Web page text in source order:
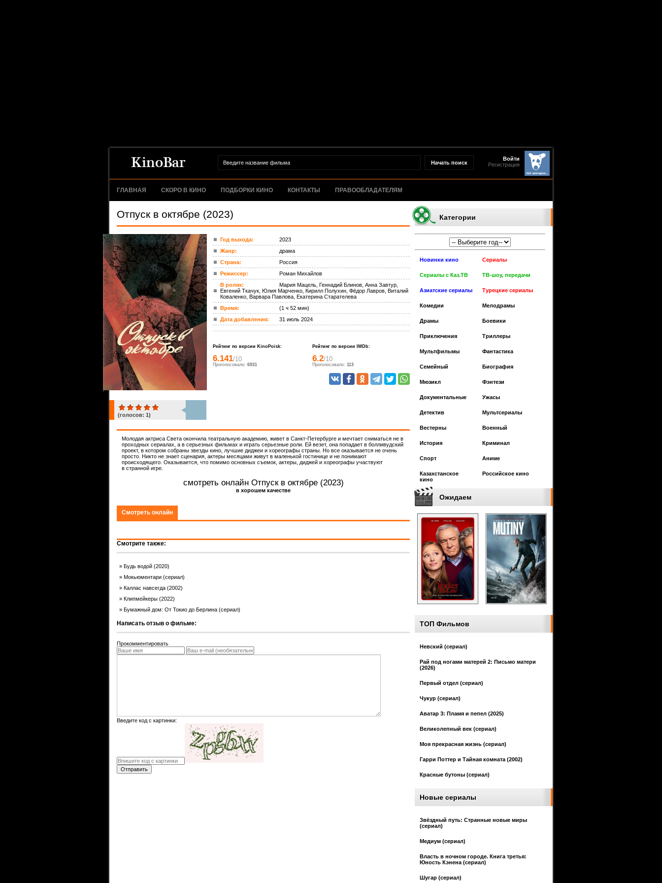
Войти
Регистрация
ГЛАВНАЯ СКОРО В КИНО ПОДБОРКИ КИНО КОНТАКТЫ ПРАВООБЛАДАТЕЛЯМ
Отпуск в октябре (2023)
ком.
(голосов: 1)
Год выхода:
2023
Жанр:
драма
Страна:
Россия
Режиссер:
Роман Михайлов
В ролях:
Мария Мацель, Геннадий Блинов, Анна Завтур,
Евгений Ткачук, Юлия Марченко, Кирилл Полухин, Фёдор Лавров, Виталий
Коваленко, Варвара Павлова, Екатерина Старателева
Время:
(1 ч 52 мин)
Дата добавления:
31 июль 2024
Рейтинг по версии KinoPoisk:
6.141/10
Проголосовало: 6931
Рейтинг по версии IMDb:
6.2/10
Проголосовало: 113
Молодая актриса Света окончила театральную академию, живет в Санкт-Петербурге и мечтает сниматься не в
проходных сериалах, а в серьезных фильмах и играть серьезные роли. Ей везет, она попадает в болливудский
проект, в котором собраны звезды кино, лучшие диджеи и хореографы страны. Но все оказывается не очень
просто. Никто не знает сценария, актеры месяцами живут в маленькой гостинице и не понимают
происходящего. Оказывается, что помимо основных съемок, актеры, диджей и хореографы участвуют
в странной игре.
смотреть онлайн Отпуск в октябре (2023)
в хорошем качестве
Смотреть онлайн
Смотрите также:
Будь водой (2020)
Мокьюментари (сериал)
Каллас навсегда (2002)
Клипмейкеры (2022)
Бумажный дом: От Токио до Берлина (сериал)
Написать отзыв о фильме:
Прокомментировать
Введите код с картинки:
Отправить
Категории
Новинки кино Сериалы
Сериалы с Каз.ТВ ТВ-шоу, передачи
Азиатские сериалы Турецкие сериалы
Комедии Мелодрамы
Драмы Боевики
Приключения Триллеры
Мультфильмы Фантастика
Cемейный Биография
Мюзикл Фэнтези
Документальные Ужасы
Детектив Мультсериалы
Вестерны Военный
История Криминал
Спорт Аниме
Казахстанское
кино
Российское кино
Ожидаем
ТОП Фильмов
Невский (сериал)
Рай под ногами матерей 2: Письмо матери
(2026)
Первый отдел (сериал)
Чукур (сериал)
Аватар 3: Пламя и пепел (2025)
Великолепный век (сериал)
Моя прекрасная жизнь (сериал)
Гарри Поттер и Тайная комната (2002)
Красные бутоны (сериал)
Новые сериалы
Звёздный путь: Странные новые миры
(сериал)
Медиум (сериал)
Власть в ночном городе. Книга третья:
Юность Кэнена (сериал)
Шугар (сериал)